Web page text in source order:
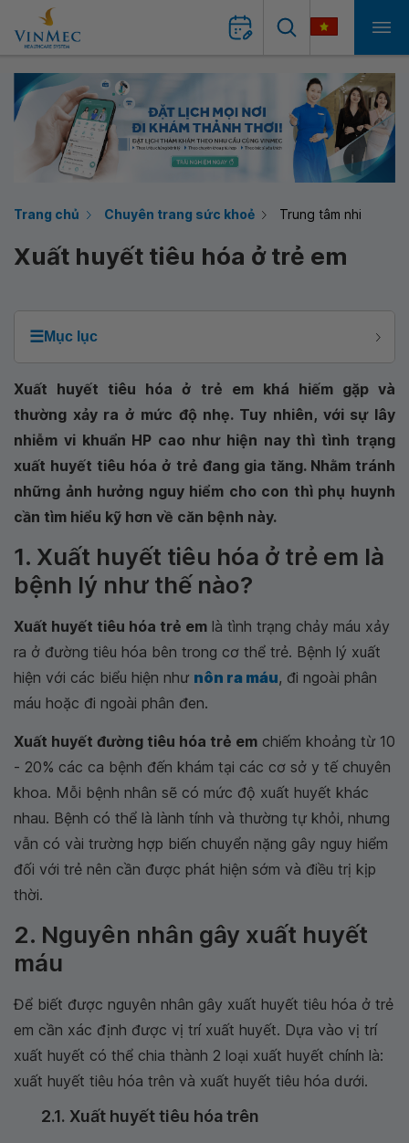
Trang chủ Chuyên trang sức khoẻ Trung tâm nhi
Xuất huyết tiêu hóa ở trẻ em
☰Mục lục
Xuất huyết tiêu hóa ở trẻ em khá hiếm gặp và
thường xảy ra ở mức độ nhẹ. Tuy nhiên, với sự lây
nhiễm vi khuẩn HP cao như hiện nay thì tình trạng
xuất huyết tiêu hóa ở trẻ đang gia tăng. Nhằm tránh
những ảnh hưởng nguy hiểm cho con thì phụ huynh
cần tìm hiểu kỹ hơn về căn bệnh này.
1. Xuất huyết tiêu hóa ở trẻ em là
bệnh lý như thế nào?
Xuất huyết tiêu hóa trẻ em là tình trạng chảy máu xảy
ra ở đường tiêu hóa bên trong cơ thể trẻ. Bệnh lý xuất
hiện với các biểu hiện như nôn ra máu, đi ngoài phân
máu hoặc đi ngoài phân đen.
Xuất huyết đường tiêu hóa trẻ em chiếm khoảng từ 10
- 20% các ca bệnh đến khám tại các cơ sở y tế chuyên
khoa. Mỗi bệnh nhân sẽ có mức độ xuất huyết khác
nhau. Bệnh có thể là lành tính và thường tự khỏi, nhưng
vẫn có vài trường hợp biến chuyển nặng gây nguy hiểm
đối với trẻ nên cần được phát hiện sớm và điều trị kịp
thời.
2. Nguyên nhân gây xuất huyết
máu
Để biết được nguyên nhân gây xuất huyết tiêu hóa ở trẻ
em cần xác định được vị trí xuất huyết. Dựa vào vị trí
xuất huyết có thể chia thành 2 loại xuất huyết chính là:
xuất huyết tiêu hóa trên và xuất huyết tiêu hóa dưới.
2.1. Xuất huyết tiêu hóa trên